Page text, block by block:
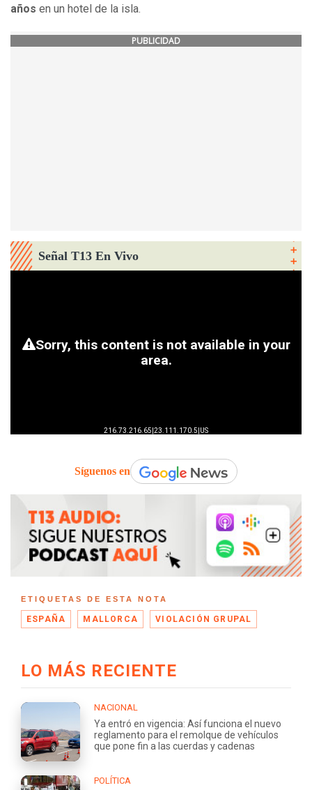
años en un hotel de la isla.
PUBLICIDAD
Señal T13 En Vivo
Síguenos en
ETIQUETAS DE ESTA NOTA
ESPAÑA MALLORCA VIOLACIÓN GRUPAL
LO MÁS RECIENTE
NACIONAL
Ya entró en vigencia: Así funciona el nuevo
reglamento para el remolque de vehículos
que pone fin a las cuerdas y cadenas
POLÍTICA